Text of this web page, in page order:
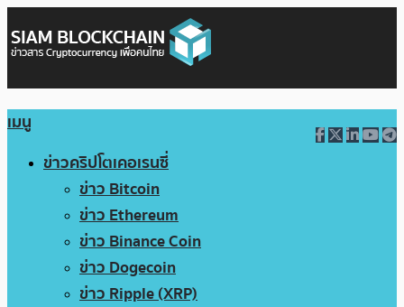
เมนู
ข่าวคริปโตเคอเรนซี่
ข่าว Bitcoin
ข่าว Ethereum
ข่าว Binance Coin
ข่าว Dogecoin
ข่าว Ripple (XRP)